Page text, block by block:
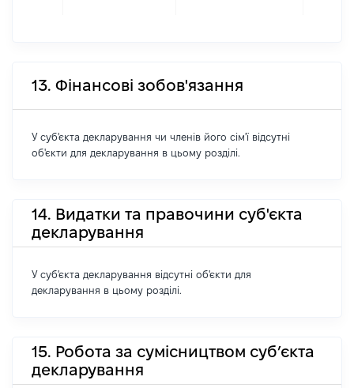
13. Фінансові зобов'язання
У суб'єкта декларування чи членів його сім'ї відсутні
об'єкти для декларування в цьому розділі.
14. Видатки та правочини суб'єкта
декларування
У суб'єкта декларування відсутні об'єкти для
декларування в цьому розділі.
15. Робота за сумісництвом суб’єкта
декларування